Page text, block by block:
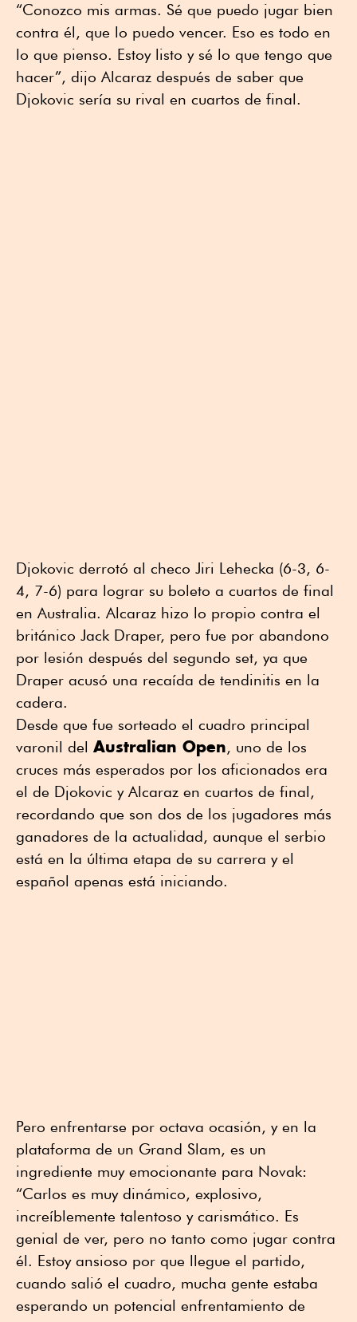
“Conozco mis armas. Sé que puedo jugar bien
contra él, que lo puedo vencer. Eso es todo en
lo que pienso. Estoy listo y sé lo que tengo que
hacer”, dijo Alcaraz después de saber que
Djokovic sería su rival en cuartos de final.
Djokovic derrotó al checo Jiri Lehecka (6-3, 6-
4, 7-6) para lograr su boleto a cuartos de final
en Australia. Alcaraz hizo lo propio contra el
británico Jack Draper, pero fue por abandono
por lesión después del segundo set, ya que
Draper acusó una recaída de tendinitis en la
cadera.
Desde que fue sorteado el cuadro principal
varonil del Australian Open, uno de los
cruces más esperados por los aficionados era
el de Djokovic y Alcaraz en cuartos de final,
recordando que son dos de los jugadores más
ganadores de la actualidad, aunque el serbio
está en la última etapa de su carrera y el
español apenas está iniciando.
Pero enfrentarse por octava ocasión, y en la
plataforma de un Grand Slam, es un
ingrediente muy emocionante para Novak:
“Carlos es muy dinámico, explosivo,
increíblemente talentoso y carismático. Es
genial de ver, pero no tanto como jugar contra
él. Estoy ansioso por que llegue el partido,
cuando salió el cuadro, mucha gente estaba
esperando un potencial enfrentamiento de